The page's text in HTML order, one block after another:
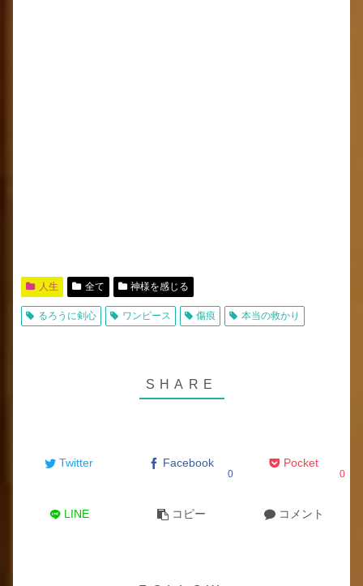
人生 全て 神様を感じる
るろうに剣心 ワンピース 傷痕 本当の救かり
Twitter Facebook
0
Pocket
0
LINE コピー コメント